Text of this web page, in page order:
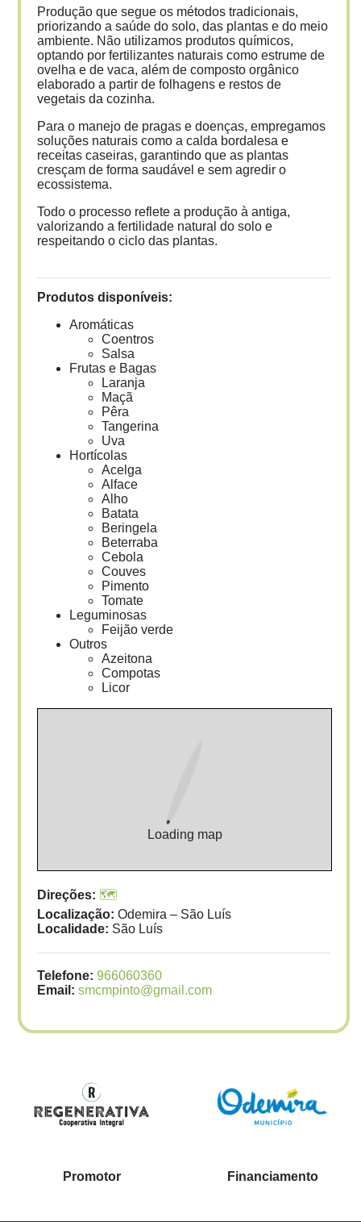
Produção que segue os métodos tradicionais,
priorizando a saúde do solo, das plantas e do meio
ambiente. Não utilizamos produtos químicos,
optando por fertilizantes naturais como estrume de
ovelha e de vaca, além de composto orgânico
elaborado a partir de folhagens e restos de
vegetais da cozinha.
Para o manejo de pragas e doenças, empregamos
soluções naturais como a calda bordalesa e
receitas caseiras, garantindo que as plantas
cresçam de forma saudável e sem agredir o
ecossistema.
Todo o processo reflete a produção à antiga,
valorizando a fertilidade natural do solo e
respeitando o ciclo das plantas.
Produtos disponíveis:
Aromáticas
Coentros
Salsa
Frutas e Bagas
Laranja
Maçã
Pêra
Tangerina
Uva
Hortícolas
Acelga
Alface
Alho
Batata
Beringela
Beterraba
Cebola
Couves
Pimento
Tomate
Leguminosas
Feijão verde
Outros
Azeitona
Compotas
Licor
Loading map
Direções: 🗺️
Localização: Odemira – São Luís
Localidade: São Luís
Telefone:966060360
Email:smcmpinto@gmail.com
Promotor Financiamento